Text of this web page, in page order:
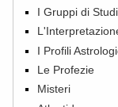
I Gruppi di
I Profili
Le Profezie
Misteri